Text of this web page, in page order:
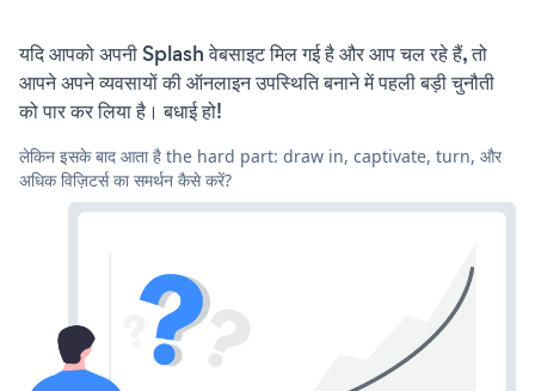
यदि आपको अपनी Splash वेबसाइट मिल गई है और आप चल रहे हैं, तो
आपने अपने व्यवसायों की ऑनलाइन उपस्थिति बनाने में पहली बड़ी चुनौती
को पार कर लिया है। बधाई हो!
लेकिन इसके बाद आता है the hard part: draw in, captivate, turn, और
अधिक विज़िटर्स का समर्थन कैसे करें?